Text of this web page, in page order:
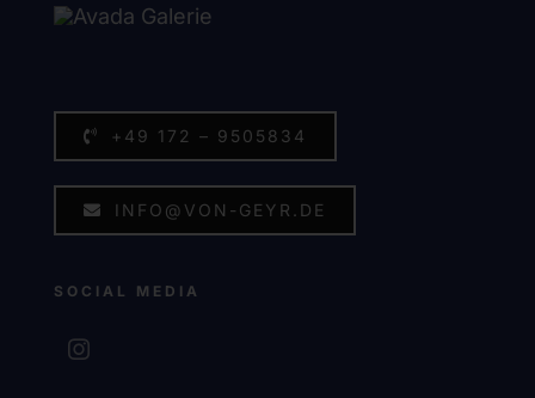
+49 172 – 9505834
INFO@VON-GEYR.DE
SOCIAL MEDIA